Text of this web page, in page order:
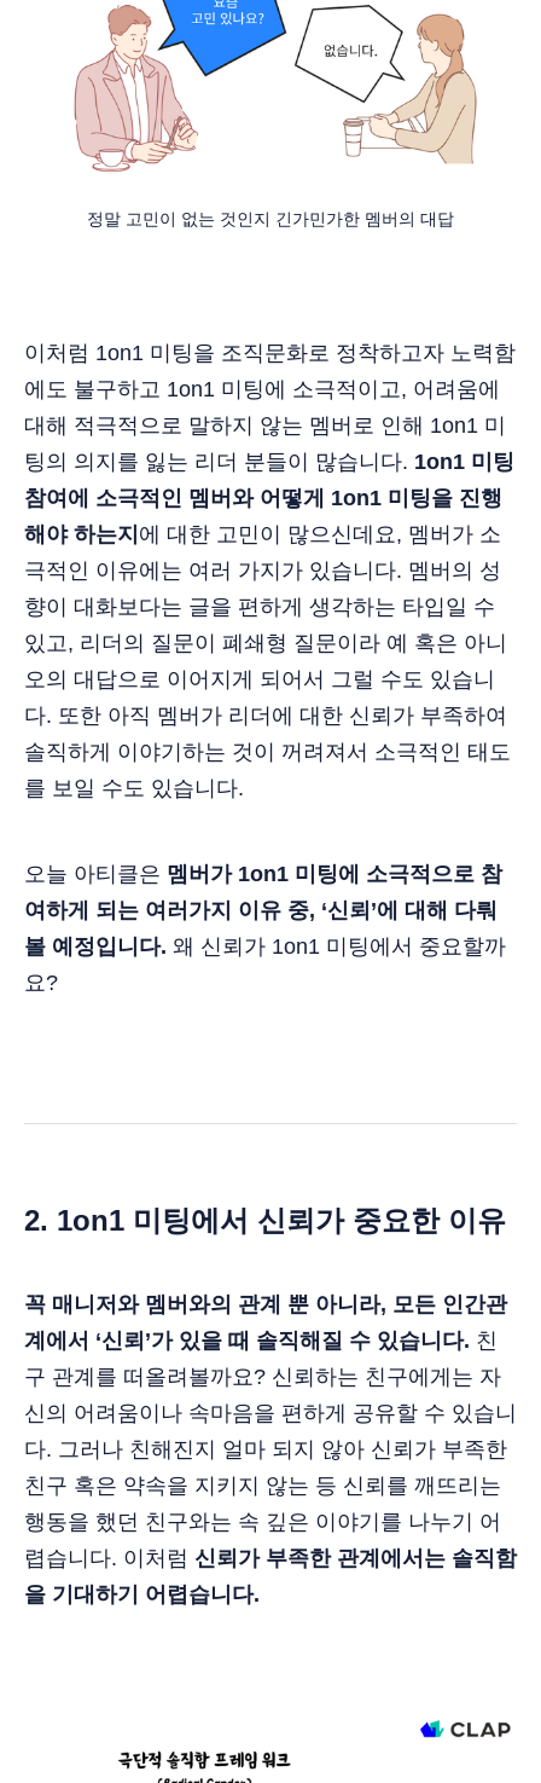
정말 고민이 없는 것인지 긴가민가한 멤버의 대답
이처럼 1on1 미팅을 조직문화로 정착하고자 노력함
에도 불구하고 1on1 미팅에 소극적이고, 어려움에
대해 적극적으로 말하지 않는 멤버로 인해 1on1 미
팅의 의지를 잃는 리더 분들이 많습니다. 1on1 미팅
참여에 소극적인 멤버와 어떻게 1on1 미팅을 진행
해야 하는지 에 대한 고민이 많으신데요, 멤버가 소
극적인 이유에는 여러 가지가 있습니다. 멤버의 성
향이 대화보다는 글을 편하게 생각하는 타입일 수
있고, 리더의 질문이 폐쇄형 질문이라 예 혹은 아니
오의 대답으로 이어지게 되어서 그럴 수도 있습니
다. 또한 아직 멤버가 리더에 대한 신뢰가 부족하여
솔직하게 이야기하는 것이 꺼려져서 소극적인 태도
를 보일 수도 있습니다.
오늘 아티클은 멤버가 1on1 미팅에 소극적으로 참
여하게 되는 여러가지 이유 중, ‘신뢰’에 대해 다뤄
볼 예정입니다. 왜 신뢰가 1on1 미팅에서 중요할까
요?
2. 1on1 미팅에서 신뢰가 중요한 이유
꼭 매니저와 멤버와의 관계 뿐 아니라, 모든 인간관
계에서 ‘신뢰’가 있을 때 솔직해질 수 있습니다. 친
구 관계를 떠올려볼까요? 신뢰하는 친구에게는 자
신의 어려움이나 속마음을 편하게 공유할 수 있습니
다. 그러나 친해진지 얼마 되지 않아 신뢰가 부족한
친구 혹은 약속을 지키지 않는 등 신뢰를 깨뜨리는
행동을 했던 친구와는 속 깊은 이야기를 나누기 어
렵습니다. 이처럼 신뢰가 부족한 관계에서는 솔직함
을 기대하기 어렵습니다.